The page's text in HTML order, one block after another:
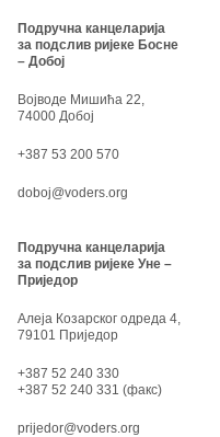
Подручна канцеларија
за подслив ријеке Босне
– Добој
Војводе Мишића 22,
74000 Добој
+387 53 200 570
doboj@voders.org
Подручна канцеларија
за подслив ријеке Уне –
Приједор
Алеја Козарског одреда 4,
79101 Приједор
+387 52 240 330
+387 52 240 331 (факс)
prijedor@voders.org